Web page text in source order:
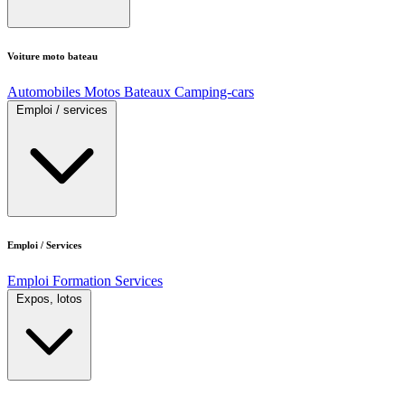
Voiture moto bateau
Automobiles Motos Bateaux Camping-cars
Emploi / services
Emploi / Services
Emploi Formation Services
Expos, lotos